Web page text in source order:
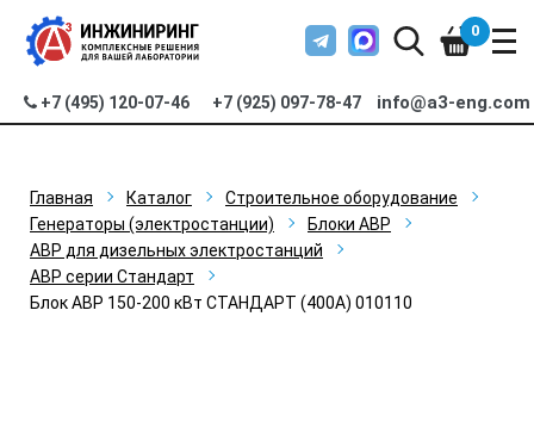
+7 (495) 120-07-46 +7 (925) 097-78-47 info@a3-eng.com
0
Главная Каталог
Строительное оборудование
Генераторы (электростанции)
Блоки АВР
АВР для дизельных электростанций
АВР серии Стандарт
Блок АВР 150-200 кВт СТАНДАРТ (400А) 010110